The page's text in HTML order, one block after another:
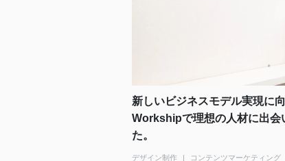
新しいビジネスモデル実現に
Workshipで理想の人材に出会
た。
デザイン制作 コンテンツマーケティング